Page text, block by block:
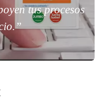
tus procesos